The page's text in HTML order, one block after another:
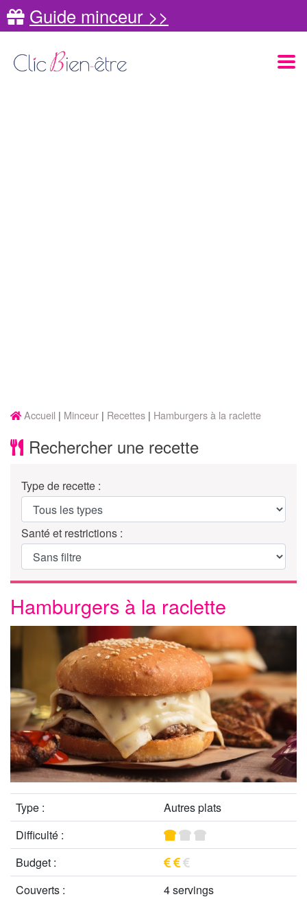
Guide minceur >>
Accueil Minceur Recettes Hamburgers à la raclette
Rechercher une recette
Type de recette :
Santé et restrictions :
Hamburgers à la raclette
Type :
Autres plats
Difficulté :
Budget :
Couverts :
4 servings